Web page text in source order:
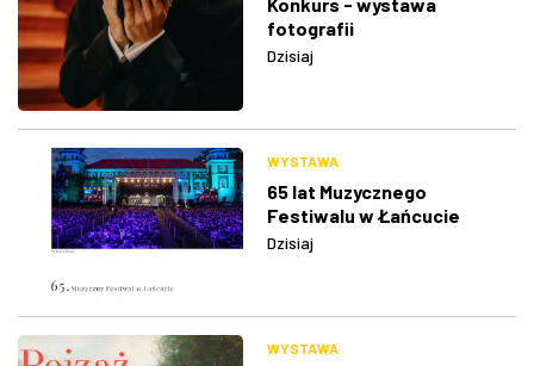
fotografii
Dzisiaj
WYSTAWA
65 lat Muzycznego
Festiwalu w Łańcucie
Dzisiaj
WYSTAWA